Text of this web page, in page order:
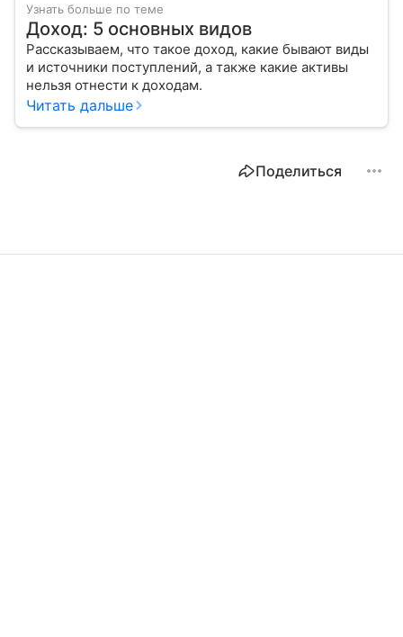
Узнать больше по теме
Доход: 5 основных видов
Рассказываем, что такое доход, какие бывают виды
и источники поступлений, а также какие активы
нельзя отнести к доходам.
Читать дальше
Поделиться